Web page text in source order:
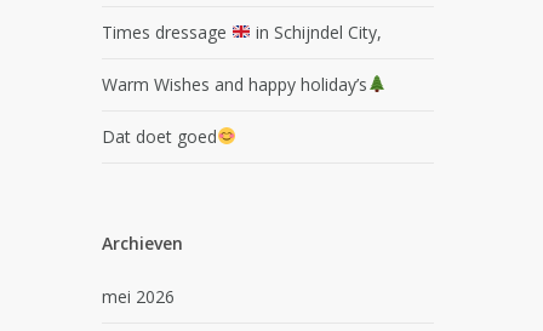
Times dressage in Schijndel City,
Warm Wishes and happy holiday’s
Dat doet goed
Archieven
mei 2026